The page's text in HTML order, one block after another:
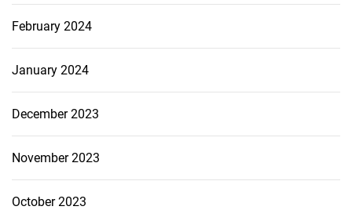
February 2024
January 2024
December 2023
November 2023
October 2023